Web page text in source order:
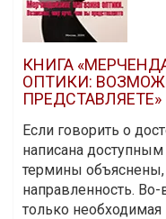
КНИГА
ОПТИКИ:
ПРЕДСТАВЛЯЕТЕ»
Если говорить о
написана
термины объяснены,
направленность.
только